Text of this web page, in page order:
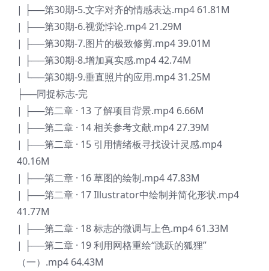
| ├──第30期-5.文字对齐的情感表达.mp4 61.81M
| ├──第30期-6.视觉悖论.mp4 21.29M
| ├──第30期-7.图片的极致修剪.mp4 39.01M
| ├──第30期-8.增加真实感.mp4 42.74M
| └──第30期-9.垂直照片的应用.mp4 31.25M
├──同捉标志-完
| ├──第二章 · 13 了解项目背景.mp4 6.66M
| ├──第二章 · 14 相关参考文献.mp4 27.39M
| ├──第二章 · 15 引用情绪板寻找设计灵感.mp4
40.16M
| ├──第二章 · 16 草图的绘制.mp4 47.83M
| ├──第二章 · 17 Illustrator中绘制并简化形状.mp4
41.77M
| ├──第二章 · 18 标志的微调与上色.mp4 61.33M
| ├──第二章 · 19 利用网格重绘“跳跃的狐狸”
（一）.mp4 64.43M